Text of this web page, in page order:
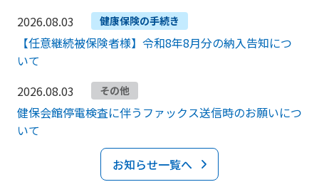
2026.08.03
健康保険の手続き
【任意継続被保険者様】令和8年8月分の納入告知につ
いて
2026.08.03
その他
健保会館停電検査に伴うファックス送信時のお願いにつ
いて
お知らせ一覧へ